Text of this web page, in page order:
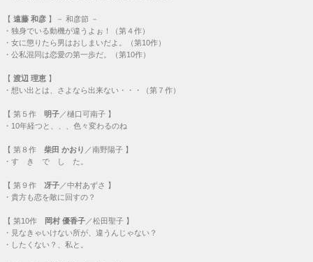
【 遠藤 和彦 】－ 和彦節 －
・ 独身でいる動機が違うよぉ！（第４作）
・ 女に懲りたら男はおしまいだよ。（第10作）
・ 公私混同は恋愛の第一歩だ。（第10作）
【 渡辺 理恵 】
・ 想い出とは、さよなら出来ない・・・（第７作）
【 第５作 明子 ／樋口可南子 】
・ 10年経つと、、、色々変わるのね
【 第８作 柴田 かおり ／南野陽子 】
・ す き で し た。
【 第９作 冴子 ／中村あずさ 】
・ 貴方も恋を敵に回すの？
【 第10作 岡村 優香子 ／松田聖子 】
・ 見なきゃいけない所が、違うんじゃない？
・ したくない？、私と。